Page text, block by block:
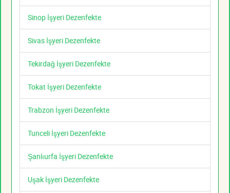
Sinop İşyeri Dezenfekte
Sivas İşyeri Dezenfekte
Tekirdağ İşyeri Dezenfekte
Tokat İşyeri Dezenfekte
Trabzon İşyeri Dezenfekte
Tunceli İşyeri Dezenfekte
Şanlıurfa İşyeri Dezenfekte
Uşak İşyeri Dezenfekte